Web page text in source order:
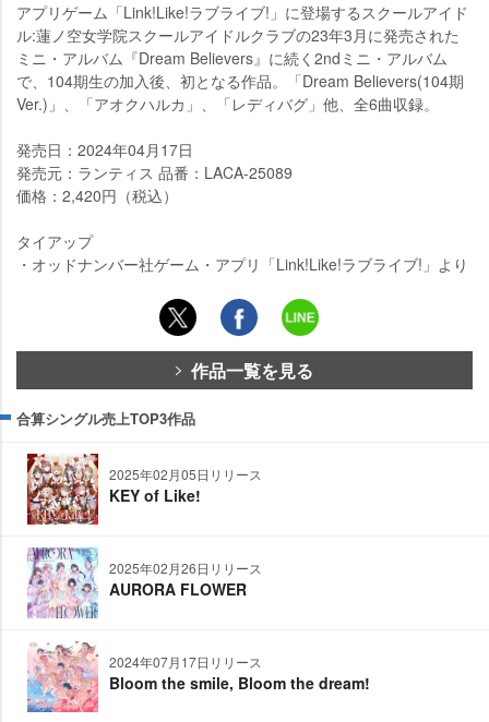
アプリゲーム「Link!Like!ラブライブ!」に登場するスクールアイド
ル:蓮ノ空女学院スクールアイドルクラブの23年3月に発売された
ミニ・アルバム『Dream Believers』に続く2ndミニ・アルバム
で、104期生の加入後、初となる作品。「Dream Believers(104期
Ver.)」、「アオクハルカ」、「レディバグ」他、全6曲収録。
発売日：2024年04月17日
発売元：ランティス 品番：LACA-25089
価格：2,420円（税込）
タイアップ
・オッドナンバー社ゲーム・アプリ「Link!Like!ラブライブ!」より
作品一覧を見る
合算シングル売上TOP3作品
2025年02月05日リリース
KEY of Like!
2025年02月26日リリース
AURORA FLOWER
2024年07月17日リリース
Bloom the smile, Bloom the dream!